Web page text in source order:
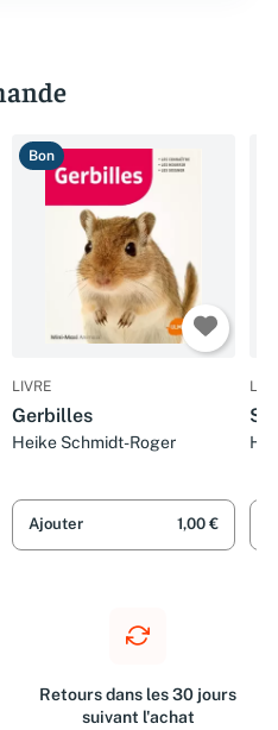
Bon
LIVRE
Gerbilles
Heike Schmidt-Roger
Ajouter 1,00 €
Retours dans les 30 jours
suivant l'achat